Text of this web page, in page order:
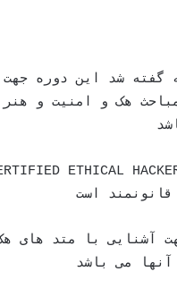
گفته شد این دوره جهت
هک و امنیت و هنر
ETHICAL
است
آشنایی با متد های
می باشد